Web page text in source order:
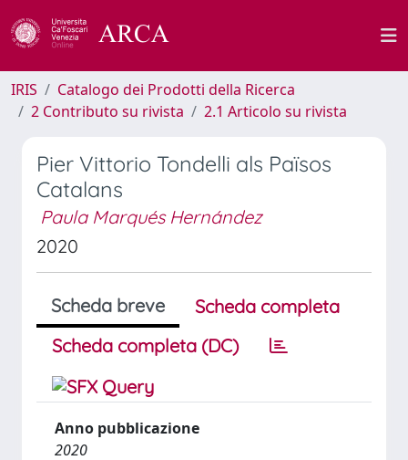
IRIS
Catalogo dei Prodotti della Ricerca
2 Contributo su rivista
2.1 Articolo su rivista
Pier Vittorio Tondelli als Països
Catalans
Paula Marqués Hernández
2020
Scheda breve
Scheda completa
Scheda completa (DC)
Anno pubblicazione
2020